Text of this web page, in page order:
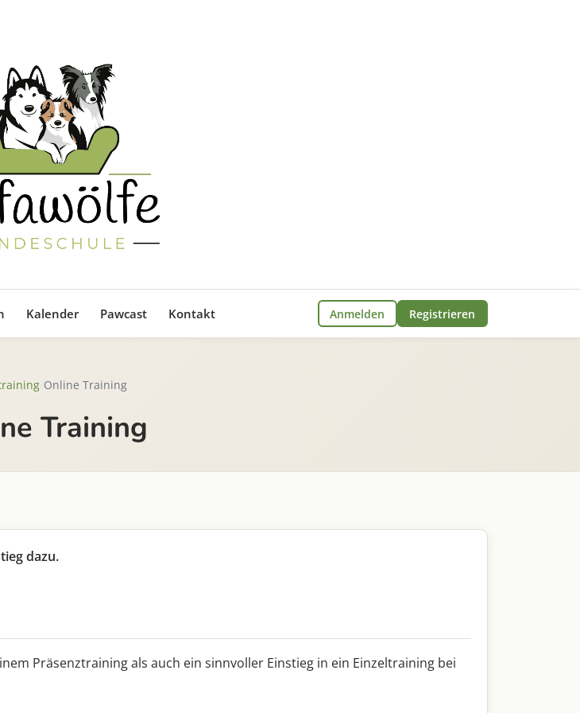
Kalender Pawcast Kontakt Anmelden Registrieren
/ Online Training
Training
dazu.
Präsenztraining als auch ein sinnvoller Einstieg in ein Einzeltraining bei